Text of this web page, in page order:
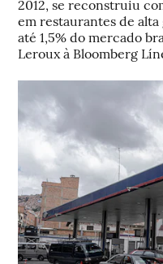
2012, se reconstruiu
em restaurantes de
até 1,5% do mercado
Leroux à Bloomberg